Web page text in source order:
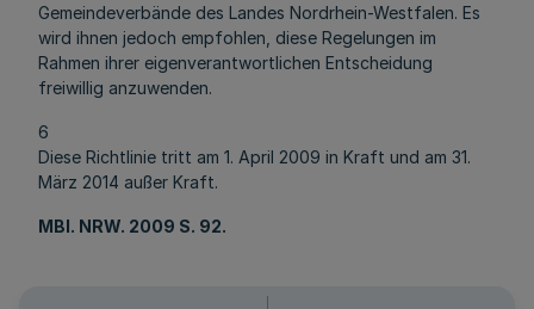
Gemeindeverbände des Landes Nordrhein-Westfalen. Es
wird ihnen jedoch empfohlen, diese Regelungen im
Rahmen ihrer eigenverantwortlichen Entscheidung
freiwillig anzuwenden.
6
Diese Richtlinie tritt am 1. April 2009 in Kraft und am 31.
März 2014 außer Kraft.
MBl. NRW. 2009 S. 92.